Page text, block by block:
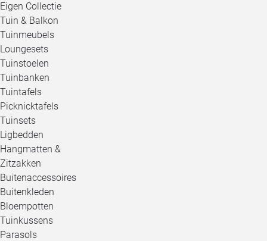
Eigen Collectie
Tuin & Balkon
Tuinmeubels
Loungesets
Tuinstoelen
Tuinbanken
Tuintafels
Picknicktafels
Tuinsets
Ligbedden
Hangmatten &
Zitzakken
Buitenaccessoires
Buitenkleden
Bloempotten
Tuinkussens
Parasols